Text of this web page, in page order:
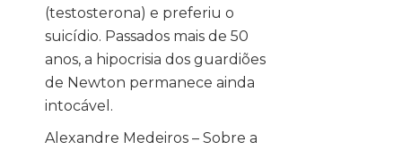
(testosterona) e preferiu o
suicídio. Passados mais de 50
anos, a hipocrisia dos guardiões
de Newton permanece ainda
intocável.
Alexandre Medeiros – Sobre a